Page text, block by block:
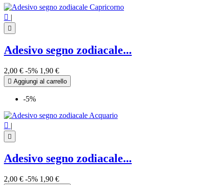
 |

Adesivo segno zodiacale...
2,00 € -5% 1,90 €
 Aggiungi al carrello
-5%
 |

Adesivo segno zodiacale...
2,00 € -5% 1,90 €